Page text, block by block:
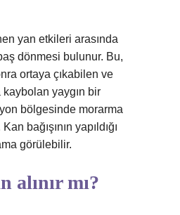
yan etkileri arasında
dönmesi bulunur. Bu,
ortaya çıkabilen ve
kaybolan yaygın bir
bölgesinde morarma
bağışının yapıldığı
görülebilir.
alınır mı?